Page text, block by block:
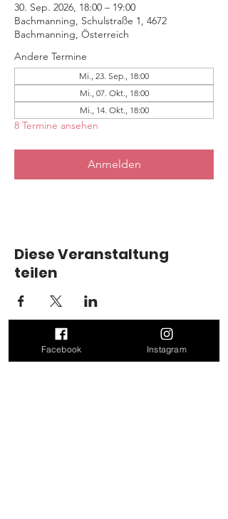
30. Sep. 2026, 18:00 – 19:00
Bachmanning, Schulstraße 1, 4672
Bachmanning, Österreich
Andere Termine
Mi., 23. Sep., 18:00
Mi., 07. Okt., 18:00
Mi., 14. Okt., 18:00
8 Termine ansehen
Anmelden
Diese Veranstaltung
teilen
Facebook Instagram